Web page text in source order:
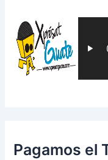
o
Pagamos el